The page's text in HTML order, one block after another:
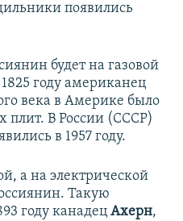
появились
будет на газовой
году американец
века в Америке было
плит. В России (СССР)
в 1957 году.
а на электрической
Такую
году канадец Ахерн,